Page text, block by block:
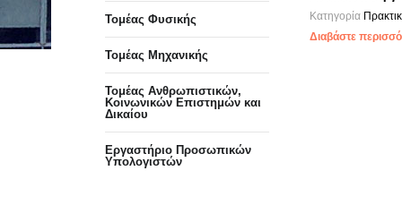
Κατηγορία
Διαβάστε
Τομέας Φυσικής
Τομέας Μηχανικής
Τομέας Ανθρωπιστικών,
Κοινωνικών Επιστημών και
Δικαίου
Eργαστήριo Προσωπικών
Υπολογιστών